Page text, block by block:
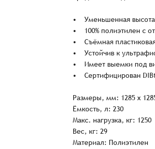
Заказ
• Уменьшенная высота
• 100% полиэтилен с
• Съёмная
• Устойчив к
• Имеет выемки под
• Сертифицирован
Размеры, мм: 1285 x
Ёмкость, л: 230
Макс. нагрузка, кг: 1250
Вес, кг: 29
Материал: Полиэтилен